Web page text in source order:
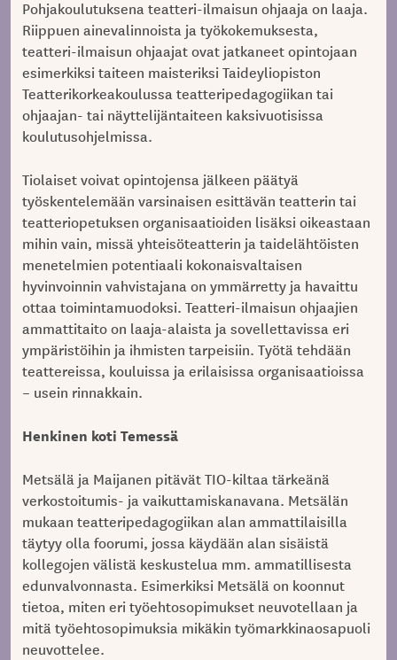
Pohjakoulutuksena teatteri-ilmaisun ohjaaja on laaja.
Riippuen ainevalinnoista ja työkokemuksesta,
teatteri-ilmaisun ohjaajat ovat jatkaneet opintojaan
esimerkiksi taiteen maisteriksi Taideyliopiston
Teatterikorkeakoulussa teatteripedagogiikan tai
ohjaajan- tai näyttelijäntaiteen kaksivuotisissa
koulutusohjelmissa.
Tiolaiset voivat opintojensa jälkeen päätyä
työskentelemään varsinaisen esittävän teatterin tai
teatteriopetuksen organisaatioiden lisäksi oikeastaan
mihin vain, missä yhteisöteatterin ja taidelähtöisten
menetelmien potentiaali kokonaisvaltaisen
hyvinvoinnin vahvistajana on ymmärretty ja havaittu
ottaa toimintamuodoksi. Teatteri-ilmaisun ohjaajien
ammattitaito on laaja-alaista ja sovellettavissa eri
ympäristöihin ja ihmisten tarpeisiin. Työtä tehdään
teattereissa, kouluissa ja erilaisissa organisaatioissa
– usein rinnakkain.
Henkinen koti Temessä
Metsälä ja Maijanen pitävät TIO-kiltaa tärkeänä
verkostoitumis- ja vaikuttamiskanavana. Metsälän
mukaan teatteripedagogiikan alan ammattilaisilla
täytyy olla foorumi, jossa käydään alan sisäistä
kollegojen välistä keskustelua mm. ammatillisesta
edunvalvonnasta. Esimerkiksi Metsälä on koonnut
tietoa, miten eri työehtosopimukset neuvotellaan ja
mitä työehtosopimuksia mikäkin työmarkkinaosapuoli
neuvottelee.